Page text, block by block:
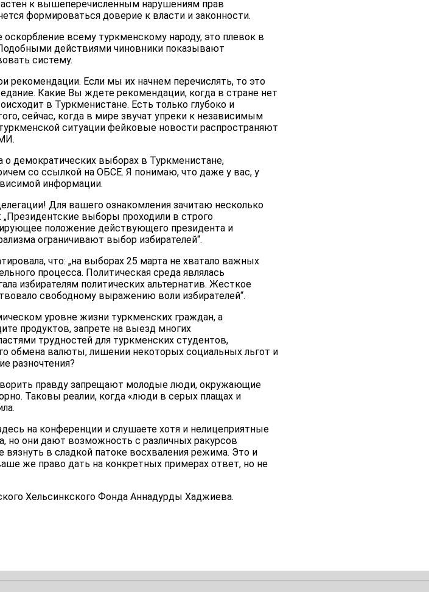
к вышеперечисленным нарушениям прав
формироваться доверие к власти и законности.
всему туркменскому народу, это плевок в
действиями чиновники показывают
систему.
рекомендации. Если мы их начнем перечислять, то это
Какие Вы ждете рекомендации, когда в стране нет
в Туркменистане. Есть только глубоко и
сейчас, когда в мире звучат упреки к независимым
ситуации фейковые новости распространяют
о демократических выборах в Туркменистане,
со ссылкой на ОБСЕ. Я понимаю, что даже у вас, у
информации.
Для вашего ознакомления зачитаю несколько
выборы проходили в строго
положение действующего президента и
ограничивают выбор избирателей“.
что: „на выборах 25 марта не хватало важных
процесса. Политическая среда являлась
избирателям политических альтернатив. Жесткое
свободному выражению воли избирателей“.
уровне жизни туркменских граждан, а
продуктов, запрете на выезд многих
трудностей для туркменских студентов,
обмена валюты, лишении некоторых социальных льгот и
разночтения?
правду запрещают молодые люди, окружающие
Таковы реалии, когда «люди в серых плащах и
на конференции и слушаете хотя и нелицеприятные
но они дают возможность с различных ракурсов
в сладкой патоке восхваления режима. Это и
же право дать на конкретных примерах ответ, но не
Хельсинкского Фонда Аннадурды Хаджиева.